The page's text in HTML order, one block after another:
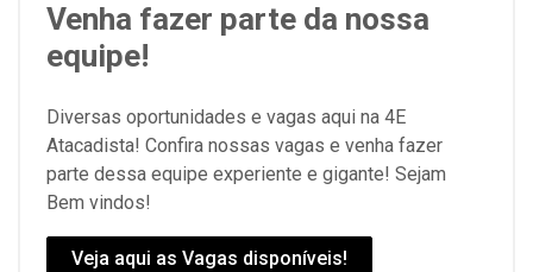
Venha fazer parte da nossa
equipe!
Diversas oportunidades e vagas aqui na 4E
Atacadista! Confira nossas vagas e venha fazer
parte dessa equipe experiente e gigante! Sejam
Bem vindos!
Veja aqui as Vagas disponíveis!